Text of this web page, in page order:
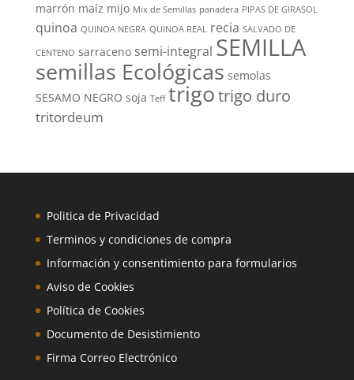
marrón maíz mijo Mix de Semillas panadera PIPAS DE GIRASOL
quinoa QUINOA NEGRA QUINOA REAL recia SALVADO DE
CENTENO sarraceno semi-integral SEMILLA
semillas Ecológicas semolas
SESAMO NEGRO soja Teff trigotrigo duro
tritordeum
Politica de Privacidad
Terminos y condiciones de compra
Información y consentimiento para formularios
Aviso de Cookies
Política de Cookies
Documento de Desistimiento
Firma Correo Electrónico